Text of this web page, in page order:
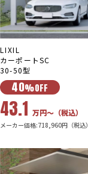
LIXIL
カーポートSC
30-50型
40%OFF
43.1 万円〜（税込）
メーカー価格:718,960円（税込）